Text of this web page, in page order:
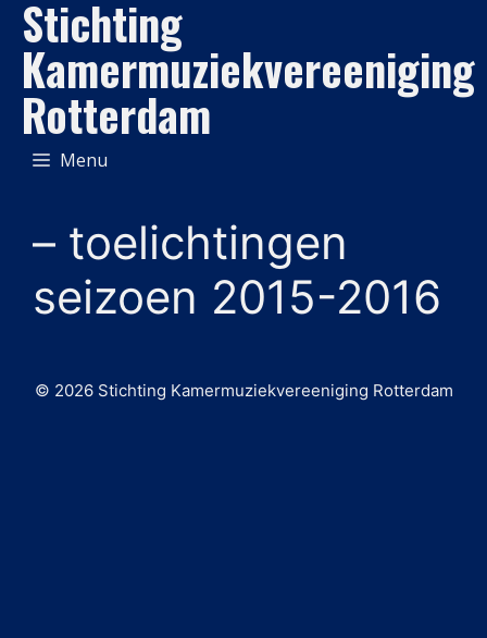
naar
inhoud
Stichting
Kamermuziekvereeniging
Rotterdam
Menu
– toelichtingen
seizoen 2015-2016
© 2026 Stichting Kamermuziekvereeniging Rotterdam